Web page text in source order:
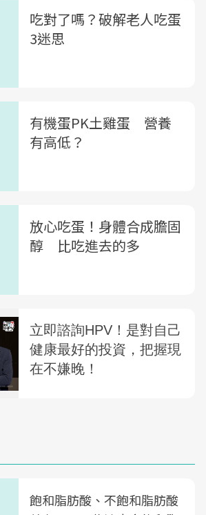
吃對了嗎？破解老人吃蛋
3迷思
有機蛋PK土雞蛋 營養
有高低？
放心吃蛋！身體合成膽固
醇 比吃進去的多
飽和脂肪酸、不飽和脂肪酸